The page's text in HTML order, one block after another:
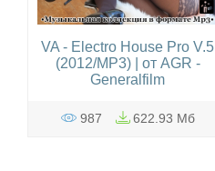
VA - Electro House Pro V.5
(2012/MP3) | от AGR -
Generalfilm
987 622.93 Мб